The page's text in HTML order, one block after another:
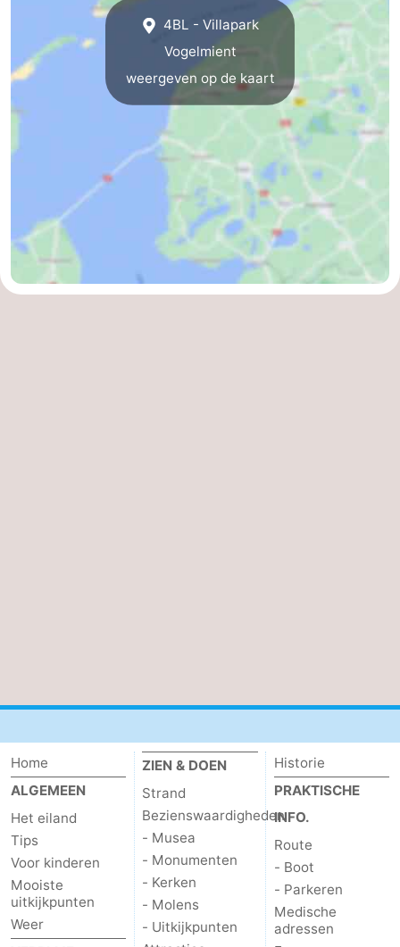
4BL - Villapark
Vogelmient
weergeven op de kaart
Home
ALGEMEEN
Het eiland
Tips
Voor kinderen
Mooiste
uitkijkpunten
Weer
ZIEN & DOEN
Strand
Bezienswaardigheden
- Musea
- Monumenten
- Kerken
- Molens
- Uitkijkpunten
Historie
PRAKTISCHE
INFO.
Route
- Boot
- Parkeren
Medische
adressen